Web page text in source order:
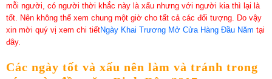
mỗi người, có người thời khắc này là xấu nhưng với người kia thì lại là
tốt. Nên không thể xem chung một giờ cho tất cả các đối tượng. Do vậy
xin mời quý vị xem chi tiếtNgày Khai Trương Mở Cửa Hàng Đầu Năm tại
đây.
Các ngày tốt và xấu nên làm và tránh trong